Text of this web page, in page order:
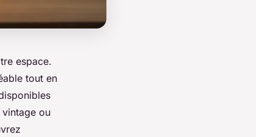
espace.
tout en
ou